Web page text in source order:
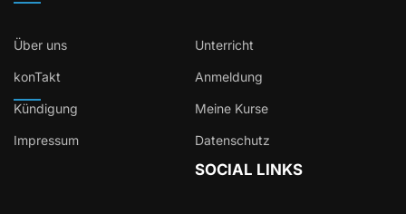
Über uns Unterricht
konTakt Anmeldung
Kündigung Meine Kurse
Impressum Datenschutz
SOCIAL LINKS